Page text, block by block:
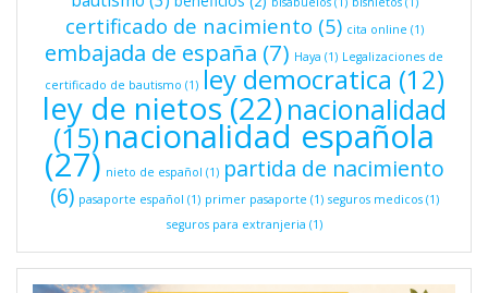
certificado de nacimiento (5) cita online (1)
embajada de españa (7) Haya (1) Legalizaciones de
certificado de bautismo (1) ley democratica (12)
ley de nietos(22)nacionalidad
(15)nacionalidad española
(27) nieto de español (1) partida de nacimiento
(6) pasaporte español (1) primer pasaporte (1) seguros medicos(1)
seguros para extranjeria (1)